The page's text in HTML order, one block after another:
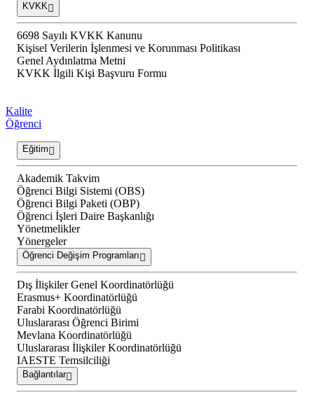
KVKK
6698 Sayılı KVKK Kanunu
Kişisel Verilerin İşlenmesi ve Korunması Politikası
Genel Aydınlatma Metni
KVKK İlgili Kişi Başvuru Formu
Kalite
Öğrenci
Eğitim
Akademik Takvim
Öğrenci Bilgi Sistemi (OBS)
Öğrenci Bilgi Paketi (OBP)
Öğrenci İşleri Daire Başkanlığı
Yönetmelikler
Yönergeler
Öğrenci Değişim Programları
Dış İlişkiler Genel Koordinatörlüğü
Erasmus+ Koordinatörlüğü
Farabi Koordinatörlüğü
Uluslararası Öğrenci Birimi
Mevlana Koordinatörlüğü
Uluslararası İlişkiler Koordinatörlüğü
IAESTE Temsilciliği
Bağlantılar